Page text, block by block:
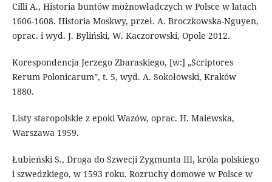
Cilli A., Historia buntów możnowładczych w Polsce w latach
1606-1608. Historia Moskwy, przeł. A. Broczkowska-Nguyen,
oprac. i wyd. J. Byliński, W. Kaczorowski, Opole 2012.
Korespondencja Jerzego Zbaraskiego, [w:] „Scriptores
Rerum Polonicarum”, t. 5, wyd. A. Sokołowski, Kraków
1880.
Listy staropolskie z epoki Wazów, oprac. H. Malewska,
Warszawa 1959.
Łubieński S., Droga do Szwecji Zygmunta III, króla polskiego
i szwedzkiego, w 1593 roku. Rozruchy domowe w Polsce w